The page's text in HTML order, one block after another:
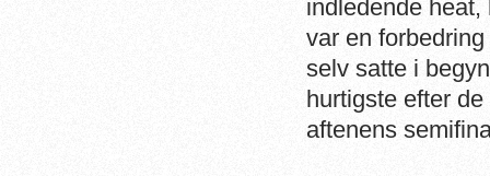
indledende
var en
selv satte i
hurtigste efter
aftenens